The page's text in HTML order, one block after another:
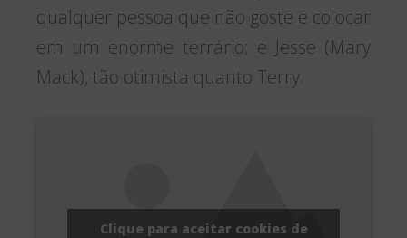
qualquer pessoa que não goste e colocar
em um enorme terrário; e Jesse (Mary
Mack), tão otimista quanto Terry.
Clique para aceitar cookies de